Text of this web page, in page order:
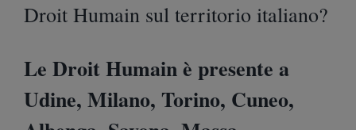
Droit Humain sul territorio italiano?
Le Droit Humain è presente a
Udine, Milano, Torino, Cuneo,